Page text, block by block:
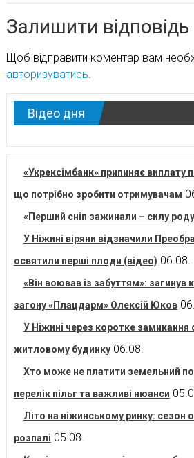
Залишити відповідь
Щоб відправити коментар вам
авторизуватись.
Відео дня
«Укрексімбанк» припиняє виплату
що потрібно зробити отримувачам
«Перший сніп зажинали – силу
У Ніжині віряни відзначили
освятили перші плоди (відео) 06.08.
«Він воював із забуттям»: загинув
загону «Плацдарм» Олексій Юков
У Ніжині через коротке
житловому будинку 06.08.
Хто може не платити земельний
перелік пільг та важливі нюанси
Літо на ніжинському ринку: сезон
розпалі 05.08.